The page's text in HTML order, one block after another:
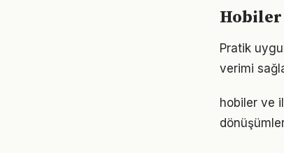
Hobiler
Pratik
verimi
hobiler ve